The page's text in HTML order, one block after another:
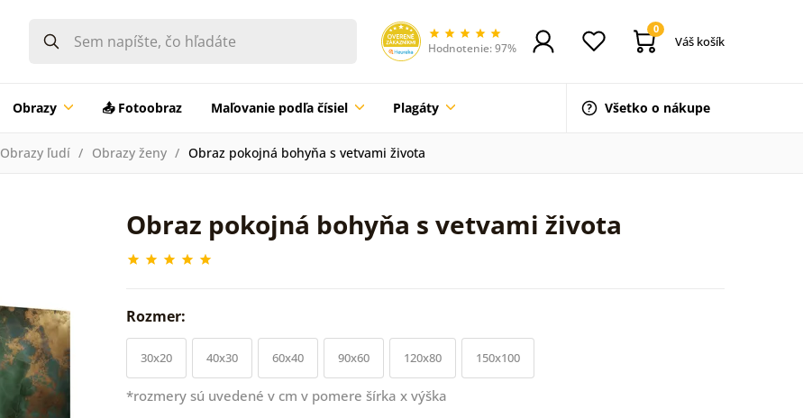
Hodnotenie: 97%
0
Váš košík
Obrazy 📤 Fotoobraz Maľovanie podľa čísiel Plagáty Všetko o nákupe
Obrazy ľudí Obrazy ženy Obraz pokojná bohyňa s vetvami života
Obraz pokojná bohyňa s vetvami života
Rozmer:
30x20 40x30 60x40 90x60 120x80 150x100
*rozmery sú uvedené v cm v pomere šírka x výška